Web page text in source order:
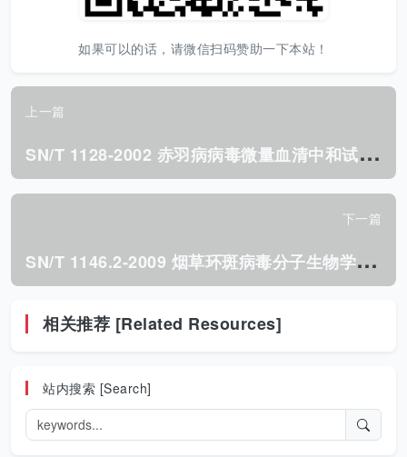
如果可以的话，请微信扫码赞助一下本站！
上一篇
S
N/T 1128-2002 赤羽病病毒微量血清中和试验操作规程.pdf
下一篇
S
N/T 1146.2-2009 烟草环斑病毒分子生物学检测方法.pdf
相关推荐 [Related Resources]
站内搜索 [Search]